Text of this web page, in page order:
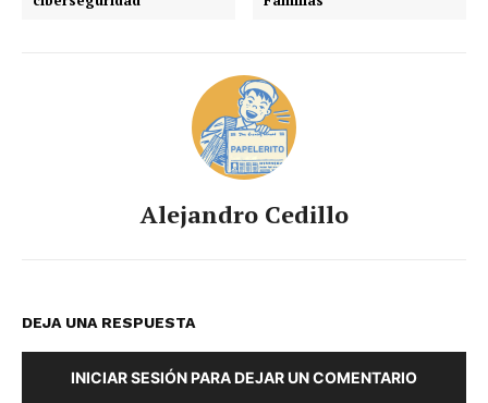
Alejandro Cedillo
DEJA UNA RESPUESTA
INICIAR SESIÓN PARA DEJAR UN COMENTARIO